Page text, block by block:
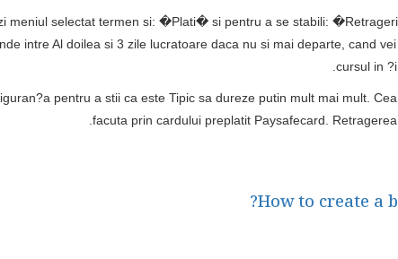
meniul selectat termen si: �Plati� si pentru a se stabili:
intre Al doilea si 3 zile lucratoare daca nu si mai departe, cand
cursul in
pentru a stii ca este Tipic sa dureze putin mult mai mult.
facuta prin cardului preplatit Paysafecard.
How to create a